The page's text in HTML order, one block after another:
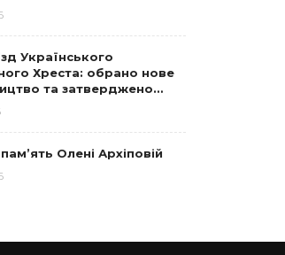
Українського
Хреста: обрано нове
та затверджено…
Олені Архіповій